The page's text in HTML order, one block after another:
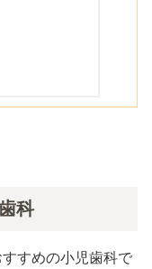
科
すめの小児歯科で